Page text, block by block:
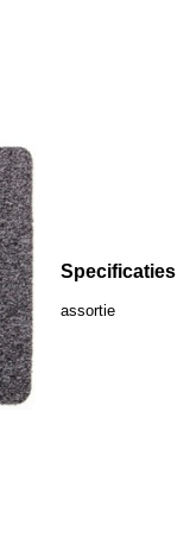
Specificaties
assortie